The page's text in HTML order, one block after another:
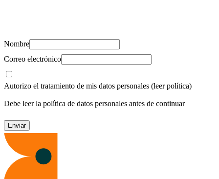
Nombre
Correo electrónico
Autorizo el tratamiento de mis datos personales (leer política)
Debe leer la política de datos personales antes de continuar